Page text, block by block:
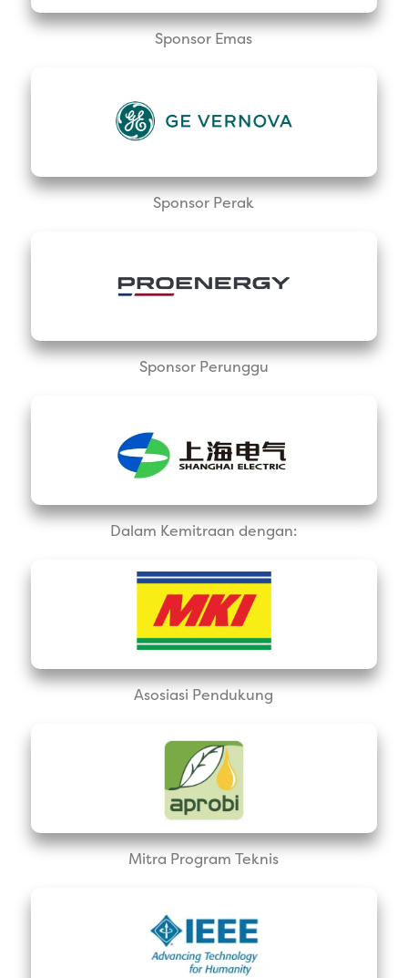
Sponsor Emas
Sponsor Perak
Sponsor Perunggu
Dalam Kemitraan dengan:
Asosiasi Pendukung
Mitra Program Teknis